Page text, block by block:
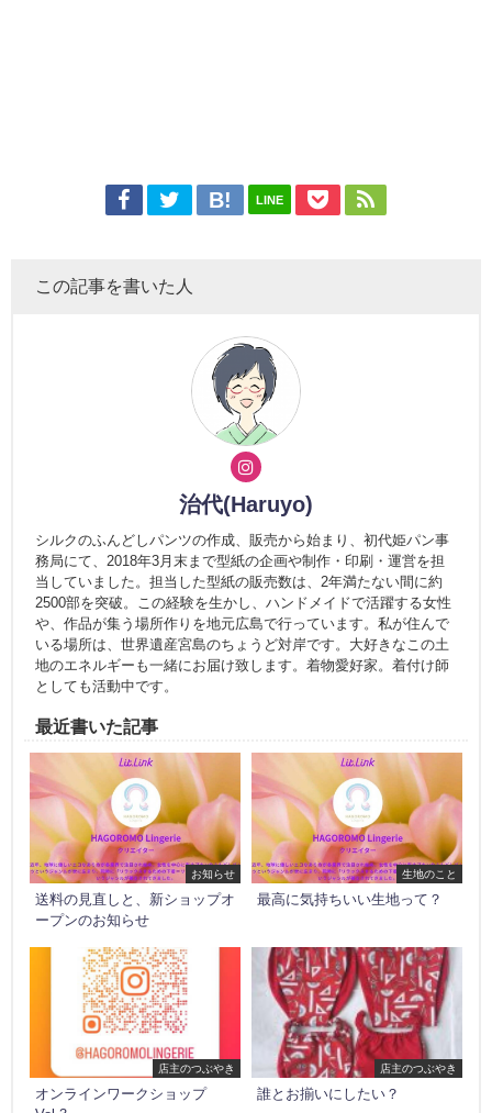
LINE
この記事を書いた人
治代(Haruyo)
シルクのふんどしパンツの作成、販売から始まり、初代姫パン事
務局にて、2018年3月末まで型紙の企画や制作・印刷・運営を担
当していました。担当した型紙の販売数は、2年満たない間に約
2500部を突破。この経験を生かし、ハンドメイドで活躍する女性
や、作品が集う場所作りを地元広島で行っています。私が住んで
いる場所は、世界遺産宮島のちょうど対岸です。大好きなこの土
地のエネルギーも一緒にお届け致します。着物愛好家。着付け師
としても活動中です。
最近書いた記事
お知らせ
送料の見直しと、新ショップオ
ープンのお知らせ
生地のこと
最高に気持ちいい生地って？
店主のつぶやき
オンラインワークショップ
店主のつぶやき
誰とお揃いにしたい？